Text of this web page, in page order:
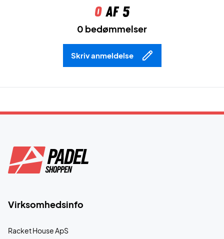
0af 5
0 bedømmelser
Skriv anmeldelse
Virksomhedsinfo
Racket House ApS